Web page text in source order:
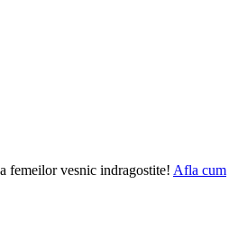
femeilor vesnic indragostite! Afla cum